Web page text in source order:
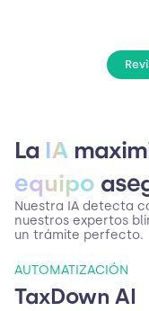
La IA
equipo
Nuestra IA detecta
nuestros expertos
un trámite perfecto.
AUTOMATIZACIÓN
TaxDown AI